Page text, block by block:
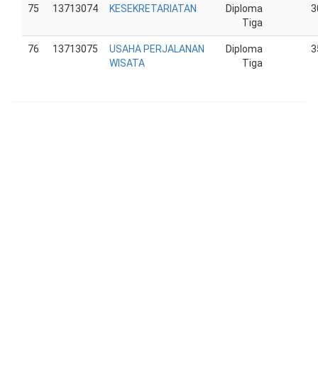
75 13713074 KESEKRETARIATAN
Diploma
Tiga
76 13713075
USAHA PERJALANAN
WISATA
Diploma
Tiga